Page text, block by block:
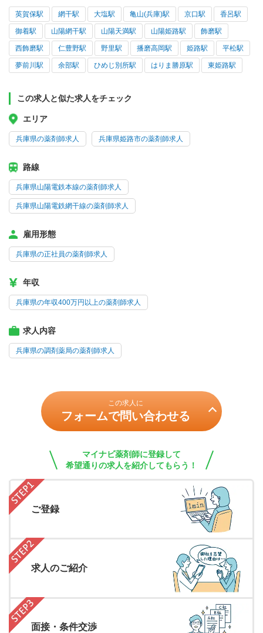
英賀保駅 網干駅 大塩駅 亀山(兵庫)駅 京口駅 香呂駅
御着駅 山陽網干駅 山陽天満駅 山陽姫路駅 飾磨駅
西飾磨駅 仁豊野駅 野里駅 播磨高岡駅 姫路駅 平松駅
夢前川駅 余部駅 ひめじ別所駅 はりま勝原駅 東姫路駅
この求人と似た求人をチェック
エリア
兵庫県の薬剤師求人 兵庫県姫路市の薬剤師求人
路線
兵庫県山陽電鉄本線の薬剤師求人
兵庫県山陽電鉄網干線の薬剤師求人
雇用形態
兵庫県の正社員の薬剤師求人
年収
兵庫県の年収400万円以上の薬剤師求人
求人内容
兵庫県の調剤薬局の薬剤師求人
この求人に
フォームで問い合わせる
マイナビ薬剤師に登録して
希望通りの求人を紹介してもらう！
ご登録
求人のご紹介
面接・条件交渉